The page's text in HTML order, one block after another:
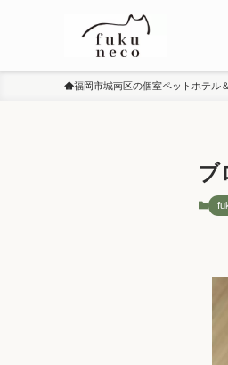
福岡市城南区の個室ペットホテル
ブ